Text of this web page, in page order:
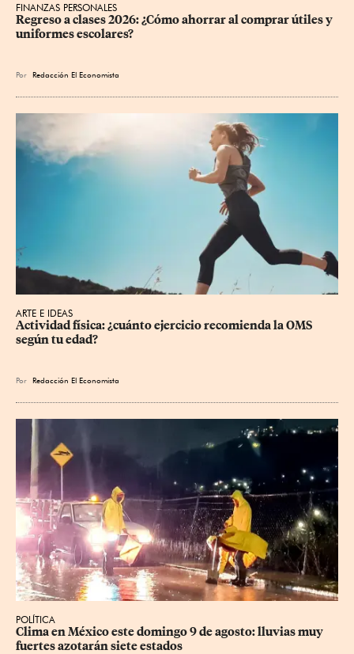
FINANZAS PERSONALES
Regreso a clases 2026: ¿Cómo ahorrar al comprar útiles y
uniformes escolares?
Por Redacción El Economista
ARTE E IDEAS
Actividad física: ¿cuánto ejercicio recomienda la OMS
según tu edad?
Por Redacción El Economista
POLÍTICA
Clima en México este domingo 9 de agosto: lluvias muy
fuertes azotarán siete estados